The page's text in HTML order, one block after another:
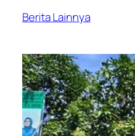
Berita Lainnya